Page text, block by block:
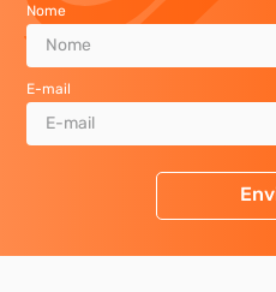
Nome
E-mail